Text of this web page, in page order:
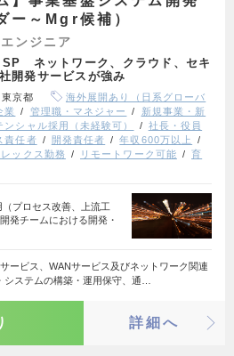
ー～Mgr候補）
ンジニア
ネットワーク、クラウド、セキ
開発サービスが強み
東京都
海外展開あり（日系グローバ
業 管理職・マネジャー
新規事業・新
ンシャル採用（未経験可）
社長・役員
責任者 開発責任者
年収600万以上
レックス勤務 リモートワーク可能
育
プロセス改善、上流工
発チームにおける開発・
ービス、WANサービス及びネットワーク関連
ステムの構築・運用保守、通…
詳細へ